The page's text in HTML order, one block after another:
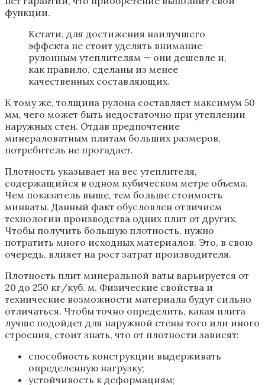
очередь, влияет на рост затрат производителя.
Плотность плит минеральной ваты варьируется от
20 до 250 кг/куб. м. Физические свойства и
технические возможности материала будут сильно
отличаться. Чтобы точно определить, какая плита
лучше подойдет для наружной стены того или иного
строения, стоит знать, что от плотности зависят:
способность конструкции выдерживать
определенную нагрузку;
устойчивость к деформациям;
сопротивление материала сжатию.
Однако на ряд функций плотность не влияет. Среди
них:
шумоизоляционные свойства;
паропроницаемость;
толщина плиты;
утеплительные свойства.
Имея полную информацию об особенностях
эксплуатации утепляемого здания, можно
подобрать минераловатные плиты, размер которых
позволит увеличить срок их службы и дома в целом.
Рекомендации по толщине и плотности
минеральной ваты
Учет климатических особенностей региона имеет